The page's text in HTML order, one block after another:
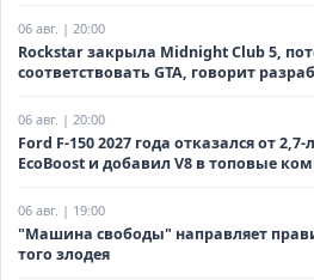
06 авг. | 20:00
Rockstar закрыла Midnight Club 5,
соответствовать GTA, говорит
06 авг. | 20:00
Ford F-150 2027 года отказался от
EcoBoost и добавил V8 в топовые
06 авг. | 19:00
"Машина свободы" направляет
того злодея